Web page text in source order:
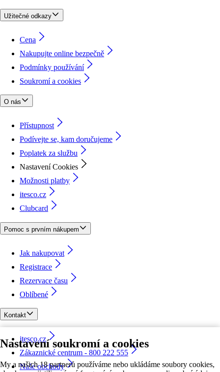
Nastavení soukromí a cookies
My a našich 18 partnerů používáme nebo ukládáme soubory cookies,
Užitečné odkazy
Cena
Nakupujte online bezpečně
Podmínky používání
Soukromí a cookies
O nás
Přístupnost
Podívejte se, kam doručujeme
Poplatek za službu
Nastavení Cookies
Možnosti platby
itesco.cz
Clubcard
Pomoc s prvním nákupem
Jak nakupovat
Registrace
Rezervace času
Oblíbené
Kontakt
itesco.cz
Zákaznické centrum - 800 222 555
Naše obchody